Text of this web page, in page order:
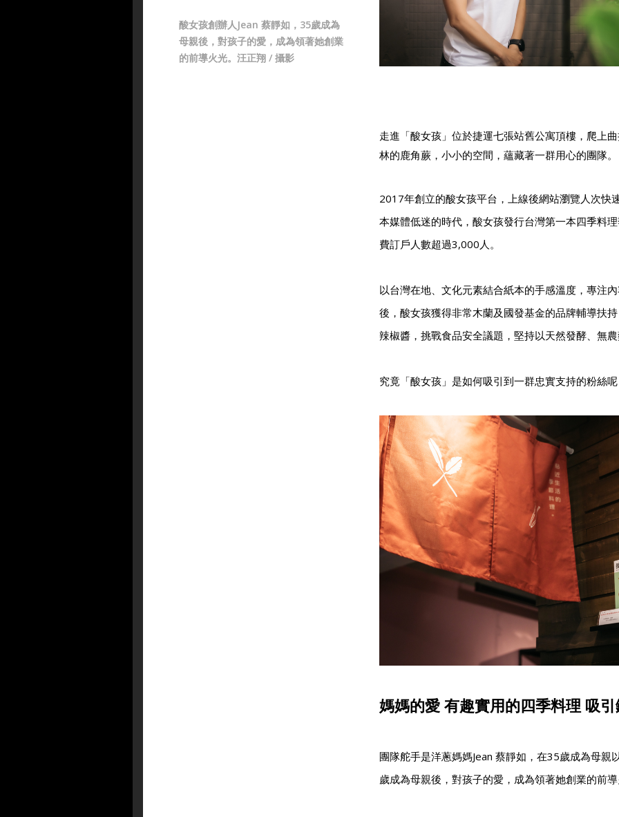
酸女孩創辦人Jean 蔡靜如，35歲成為
母親後，對孩子的愛，成為領著她創業
的前導火光。汪正翔 / 攝影
走進「酸女孩」位於捷運七張站舊公寓頂樓，爬上
林的鹿角蕨，小小的空間，蘊藏著一群用心的團隊。
2017年創立的酸女孩平台，上線後網站瀏覽人次快
本媒體低迷的時代，酸女孩發行台灣第一本四季料
費訂戶人數超過3,000人。
以台灣在地、文化元素結合紙本的手感溫度，專注
後，酸女孩獲得非常木蘭及國發基金的品牌輔導扶
辣椒醬，挑戰食品安全議題，堅持以天然發酵、無
究竟「酸女孩」是如何吸引到一群忠實支持的粉絲
媽媽的愛 有趣實用的四季料理 吸
團隊舵手是洋蔥媽媽Jean 蔡靜如，在35歲成為母親
歲成為母親後，對孩子的愛，成為領著她創業的前